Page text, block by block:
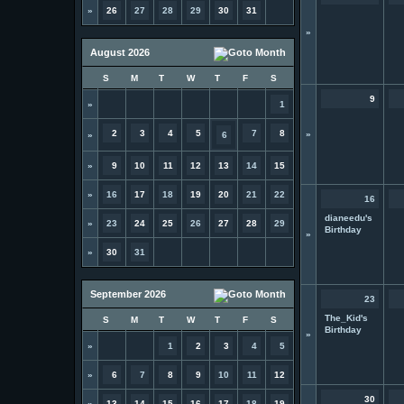
» 26 27 28 29 30 31
August 2026
S M T W T F S
» 1
» 2 3 4 5 6 7 8
» 9 10 11 12 13 14 15
» 16 17 18 19 20 21 22
» 23 24 25 26 27 28 29
» 30 31
September 2026
S M T W T F S
» 1 2 3 4 5
» 6 7 8 9 10 11 12
»
»
9
»
16
dianeedu's
Birthday
»
23
The_Kid's
Birthday
30